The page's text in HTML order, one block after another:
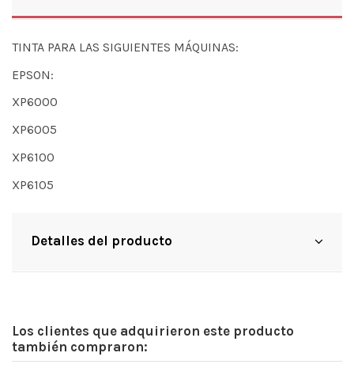
TINTA PARA LAS SIGUIENTES MÁQUINAS:
EPSON:
XP6000
XP6005
XP6100
XP6105
Detalles del producto
Los clientes que adquirieron este producto
también compraron: